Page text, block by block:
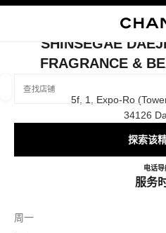
查找销
相关建议会显示在此搜索栏下方
关闭精品店卡片 SHINSEGAE
SHINSEGAE
FRAGRANCE &
5f, 1, Expo-Ro
34126
探索该
电话
+82导
服务
周一
筛选条件
筛选结果依据：
腕表与高级